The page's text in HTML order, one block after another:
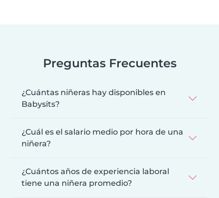
Preguntas Frecuentes
¿Cuántas niñeras hay disponibles en
Babysits?
¿Cuál es el salario medio por hora de una
niñera?
¿Cuántos años de experiencia laboral
tiene una niñera promedio?